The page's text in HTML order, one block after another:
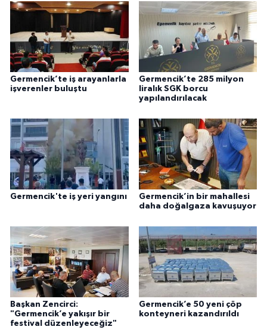
Germencik’te iş arayanlarla
işverenler buluştu
Germencik’te 285 milyon
liralık SGK borcu
yapılandırılacak
Germencik'te iş yeri yangını
Germencik’in bir mahallesi
daha doğalgaza kavuşuyor
Başkan Zencirci:
"Germencik’e yakışır bir
festival düzenleyeceğiz"
Germencik’e 50 yeni çöp
konteyneri kazandırıldı